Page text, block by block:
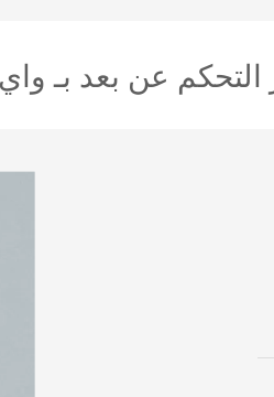
فاي 195 واط للحيوانات الأليفة